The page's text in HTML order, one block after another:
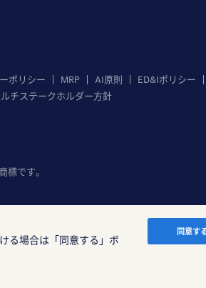
ポリシー MRP AI原則 ED&Iポリシー
チステークホルダー方針
標です。
る場合は「同意する」ボ
同意す